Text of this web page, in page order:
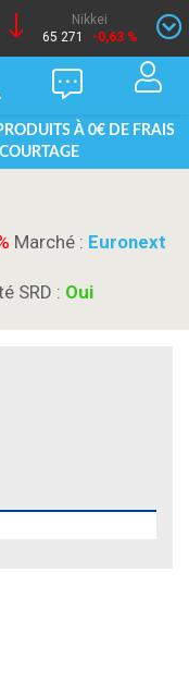
Nikkei
65 271
-0,63 %
À 0€ DE FRAIS
Marché : Euronext
SRD : Oui